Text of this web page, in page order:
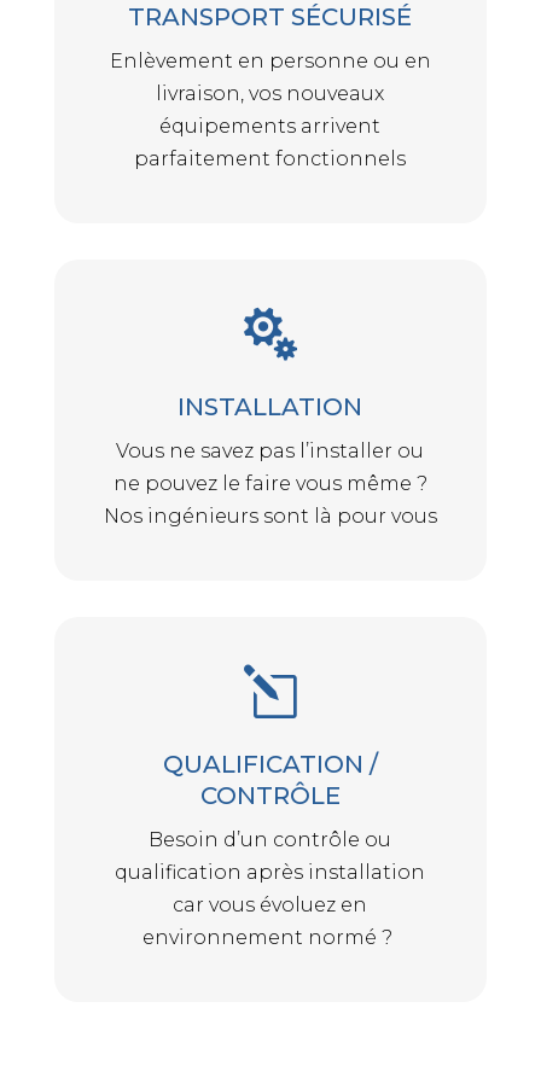
TRANSPORT SÉCURISÉ
Enlèvement en personne ou en
livraison, vos nouveaux
équipements arrivent
parfaitement fonctionnels

INSTALLATION
Vous ne savez pas l’installer ou
ne pouvez le faire vous même ?
Nos ingénieurs sont là pour vous
l
QUALIFICATION /
CONTRÔLE
Besoin d’un contrôle ou
qualification après installation
car vous évoluez en
environnement normé ?